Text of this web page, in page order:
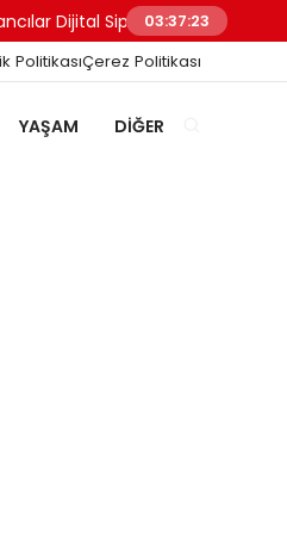
Dijital Sipariş Süreçlerini Nasıl
03:37:23
PolitikasıÇerez Politikası
YAŞAM DIĞER